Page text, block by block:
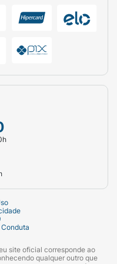
com
do EGFR - LUX-
em pacientes
IV) positivos para
em um
multicêntrico e
doença
selecionados
mutações
o método da
(PCR)
Kit, Qiagen
(n = 345)
site oficial corresponde ao
qualquer outro que